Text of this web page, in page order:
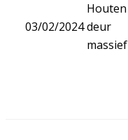
03/02/2024
Houten
deur
massief